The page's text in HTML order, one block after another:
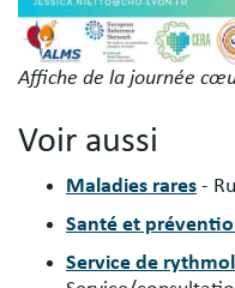
Affiche de la journée
Voir aussi
Maladies rares -
Santé et
Service de